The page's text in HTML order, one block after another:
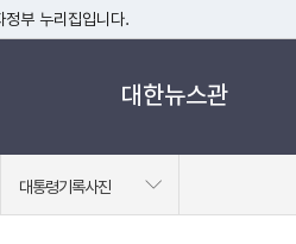
부 누리집입니다.
대한민국 정부기관이 관리하는 누리집입니
대한뉴스관
대통령기록사진